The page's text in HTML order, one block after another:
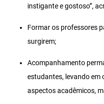
instigante e gostoso”,
Formar os professores
surgirem;
Acompanhamento
estudantes, levando em
aspectos acadêmicos,